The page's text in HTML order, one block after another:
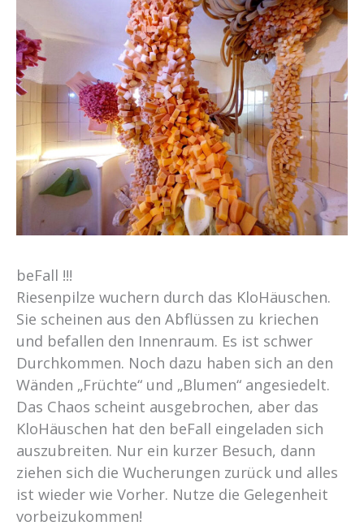
beFall !!!
Riesenpilze wuchern durch das KloHäuschen.
Sie scheinen aus den Abflüssen zu kriechen
und befallen den Innenraum. Es ist schwer
Durchkommen. Noch dazu haben sich an den
Wänden „Früchte“ und „Blumen“ angesiedelt.
Das Chaos scheint ausgebrochen, aber das
KloHäuschen hat den beFall eingeladen sich
auszubreiten. Nur ein kurzer Besuch, dann
ziehen sich die Wucherungen zurück und alles
ist wieder wie Vorher. Nutze die Gelegenheit
vorbeizukommen!